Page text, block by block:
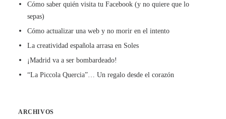
Cómo saber quién visita tu Facebook (y no quiere que lo
sepas)
Cómo actualizar una web y no morir en el intento
La creatividad española arrasa en Soles
¡Madrid va a ser bombardeado!
“La Piccola Quercia”… Un regalo desde el corazón
ARCHIVOS